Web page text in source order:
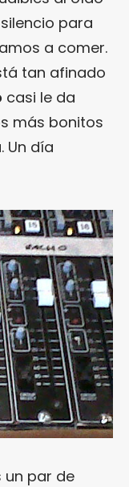
para
a comer.
tan afinado
casi le da
más bonitos
Un día
un par de